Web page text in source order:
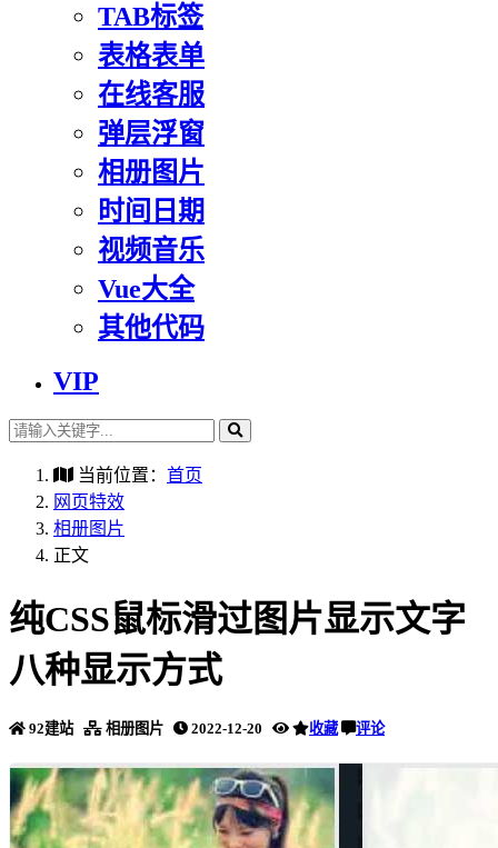
TAB标签
表格表单
在线客服
弹层浮窗
相册图片
时间日期
视频音乐
Vue大全
其他代码
VIP
当前位置： 首页
网页特效
相册图片
正文
纯CSS鼠标滑过图片显示文字
八种显示方式
92建站 相册图片 2022-12-20 收藏 评论